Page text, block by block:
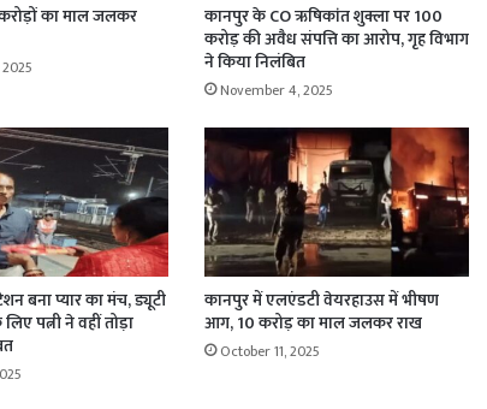
का माल जलकर
कानपुर के CO ऋषिकांत शुक्ला पर 100
करोड़ की अवैध संपत्ति का आरोप, गृह विभाग
ने किया निलंबित
November 4, 2025
बना प्यार का मंच, ड्यूटी
पत्नी ने वहीं तोड़ा
कानपुर में एलएंडटी वेयरहाउस में भीषण
आग, 10 करोड़ का माल जलकर राख
October 11, 2025